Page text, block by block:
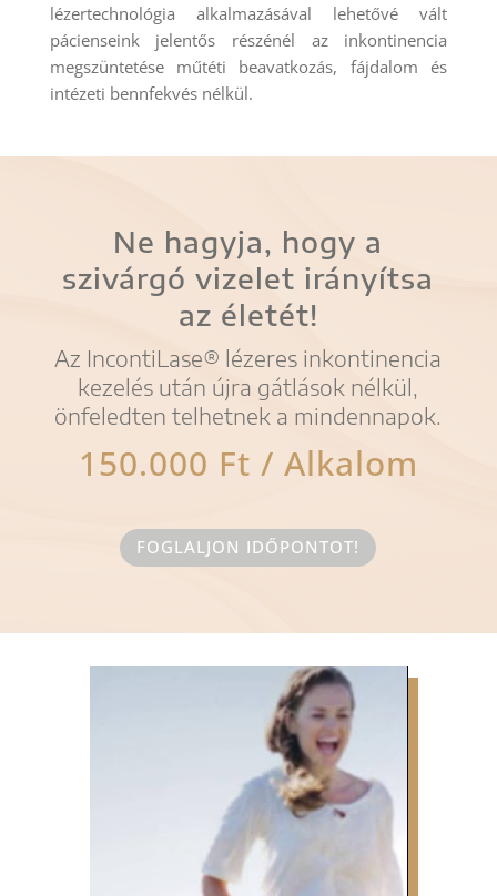
lézertechnológia alkalmazásával lehetővé vált
pácienseink jelentős részénél az inkontinencia
megszüntetése műtéti beavatkozás, fájdalom és
intézeti bennfekvés nélkül.
Ne hagyja, hogy a
szivárgó vizelet irányítsa
az életét!
Az IncontiLase® lézeres inkontinencia
kezelés után újra gátlások nélkül,
önfeledten telhetnek a mindennapok.
150.000 Ft / Alkalom
FOGLALJON IDŐPONTOT!